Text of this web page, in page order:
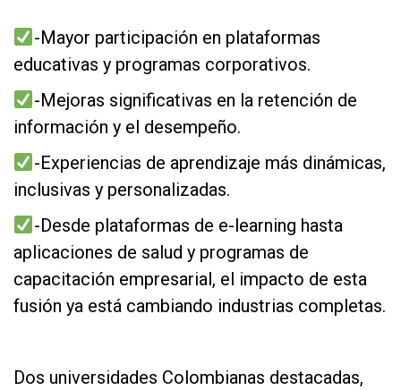
-Mayor participación en plataformas
educativas y programas corporativos.
-Mejoras significativas en la retención de
información y el desempeño.
-Experiencias de aprendizaje más dinámicas,
inclusivas y personalizadas.
-Desde plataformas de e-learning hasta
aplicaciones de salud y programas de
capacitación empresarial, el impacto de esta
fusión ya está cambiando industrias completas.
Dos universidades Colombianas destacadas,